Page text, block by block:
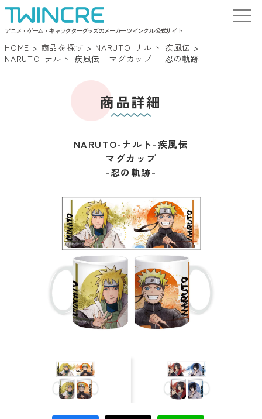
アニメ・ゲーム・キャラクターグッズのメーカー ツインクル 公式サイト
HOME > 商品を探す > NARUTO-ナルト-疾風伝 >
NARUTO-ナルト-疾風伝 マグカップ -忍の軌跡-
商品詳細
NARUTO-ナルト-疾風伝
マグカップ
-忍の軌跡-